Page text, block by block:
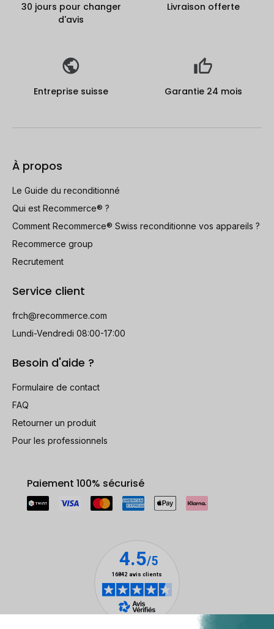
30 jours pour changer
d'avis
Livraison offerte
Entreprise suisse Garantie 24 mois
À propos
Le Guide du reconditionné
Qui est Recommerce® ?
Comment Recommerce® Swiss reconditionne vos appareils ?
Recommerce group
Recrutement
Service client
frch@recommerce.com
Lundi-Vendredi 08:00-17:00
Besoin d'aide ?
Formulaire de contact
FAQ
Retourner un produit
Pour les professionnels
Paiement 100% sécurisé